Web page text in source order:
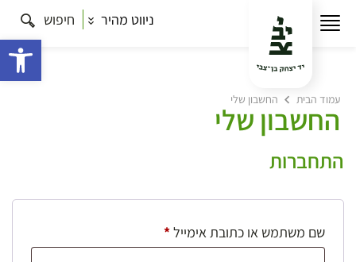
ניווט מהיר חיפוש
עמוד הבית החשבון שלי
החשבון שלי
התחברות
שם משתמש או כתובת אימייל*חובה